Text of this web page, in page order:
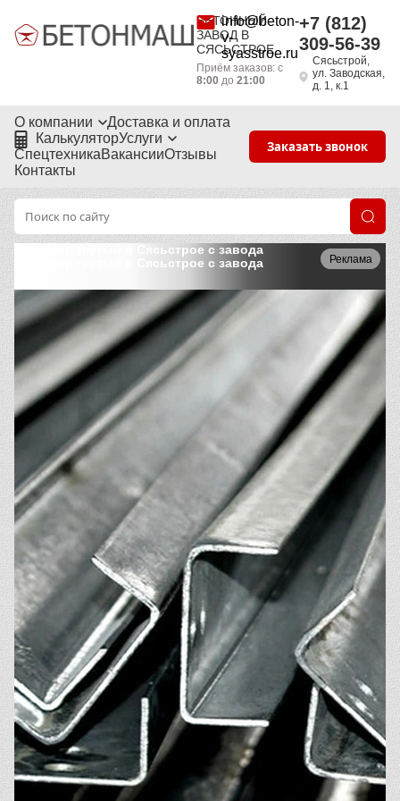
БЕТОННЫЙ
ЗАВОД В
СЯСЬСТРОЕ
info@beton-
v-
syasstroe.ru
Приём заказов: с
8:00 до21:00
+7 (812)
309-56-39
Сясьстрой,
ул. Заводская,
д. 1, к.1
О компании
Доставка и оплата
КалькуляторУслуги
СпецтехникаВакансииОтзывы
Контакты
Заказать звонок
Реклама
Швеллер гнутый в Сясьстрое с завода
Швеллер гнутый в Сясьстрое с завода